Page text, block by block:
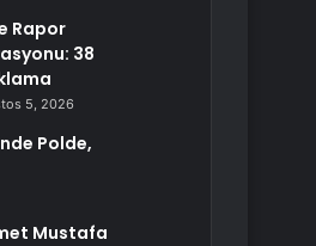
Rapor
38
5, 2026
Polde,
Mustafa